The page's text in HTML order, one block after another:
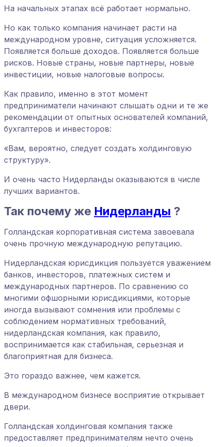
На начальных этапах всё работает нормально.
Но как только компания начинает расти на
международном уровне, ситуация усложняется.
Появляется больше доходов. Появляется больше
рисков. Новые страны, новые партнеры, новые
инвестиции, новые налоговые вопросы.
Как правило, именно в этот момент
предприниматели начинают слышать одни и те же
рекомендации от опытных основателей компаний,
бухгалтеров и инвесторов:
«Вам, вероятно, следует создать холдинговую
структуру».
И очень часто Нидерланды оказываются в числе
лучших вариантов.
Так почему же Нидерланды ?
Голландская корпоративная система завоевала
очень прочную международную репутацию.
Нидерландская юрисдикция пользуется уважением
банков, инвесторов, платежных систем и
международных партнеров. По сравнению со
многими офшорными юрисдикциями, которые
иногда вызывают сомнения или проблемы с
соблюдением нормативных требований,
нидерландская компания, как правило,
воспринимается как стабильная, серьезная и
благоприятная для бизнеса.
Это гораздо важнее, чем кажется.
В международном бизнесе восприятие открывает
двери.
Голландская холдинговая компания также
предоставляет предпринимателям нечто очень